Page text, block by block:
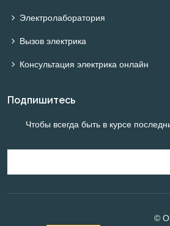
Электролаборатория
Вызов электрика
Консультация электрика онлайн
Подпишитесь
Чтобы всегда быть в курсе
©